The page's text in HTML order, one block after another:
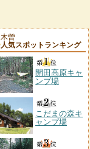
木曽
人気スポットランキング
開田高原キャ
ンプ場
こだまの森キ
ャンプ場